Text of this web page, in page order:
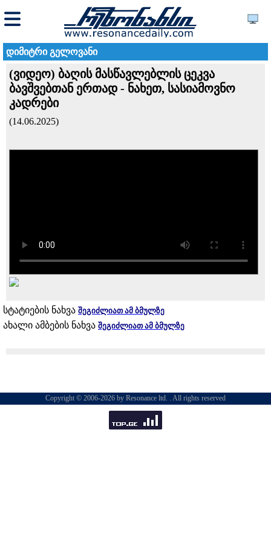
დიმიტრი გელოვანი
(ვიდეო) ბაღის მასწავლებლის ცეკვა
ბავშვებთან ერთად - ნახეთ, სასიამოვნო
კადრები
(14.06.2025)
სტატიების ნახვა შეგიძლიათ ამ ბმულზე
ახალი ამბების ნახვა შეგიძლიათ ამ ბმულზე
Copyright © 2006-2026 by Resonance ltd. . All rights reserved